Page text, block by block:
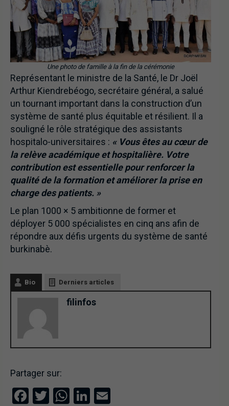
Une photo de famille à la fin de la cérémonie
Représentant le ministre de la Santé, le Dr Joël
Arthur Kiendrebéogo, secrétaire général, a salué
un tournant important dans la construction d’un
système de santé plus équitable et résilient. Il a
souligné le rôle stratégique des assistants
hospitalo-universitaires : « Vous êtes au cœur de
la relève académique et hospitalière. Votre
contribution est essentielle pour renforcer la
qualité de la formation et améliorer la prise en
charge des patients. »
Le plan 1000 × 5 ambitionne de former et
déployer 5 000 spécialistes en cinq ans afin de
répondre aux défis urgents du système de santé
burkinabè.
Bio Derniers articles
filinfos
Partager sur:
Facebook
Twitter
WhatsApp
LinkedIn